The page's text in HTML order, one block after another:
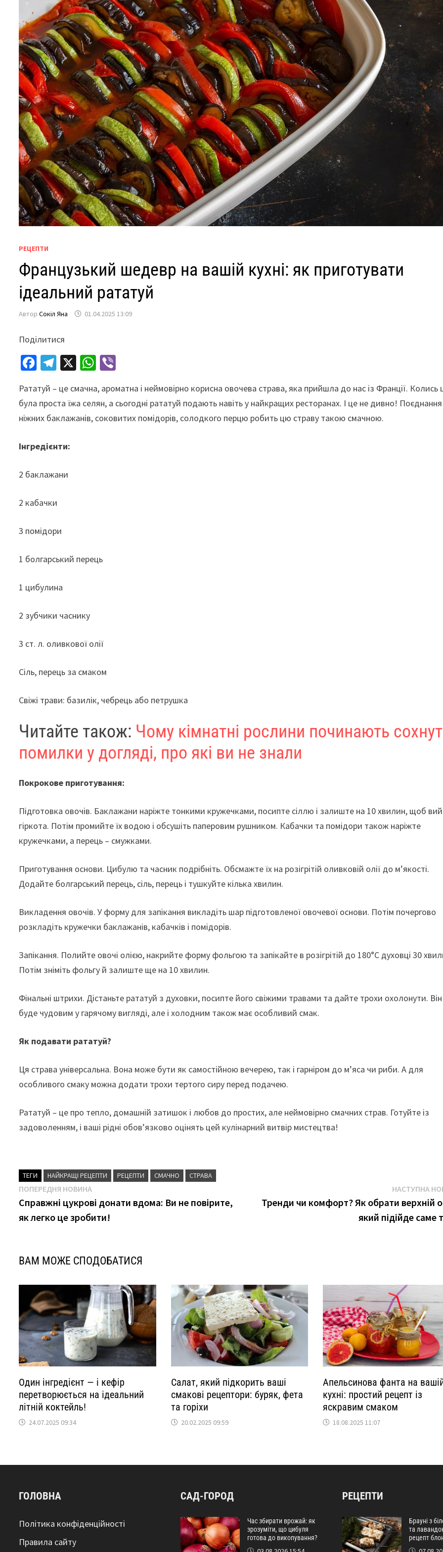
РЕЦЕПТИ
Французький шедевр на вашій кухні: як приготувати
ідеальний рататуй
АвторСокіл Яна 01.04.2025 13:09
Поділитися
Fa
b
o
o
k
Te
gr
a
m
X
W
at
sA
p
er
Рататуй – це смачна, ароматна і неймовірно корисна овочева страва, яка прийшла до нас із Франції. Колись
була проста їжа селян, а сьогодні рататуй подають навіть у найкращих ресторанах. І це не дивно! Поєднання
ніжних баклажанів, соковитих помідорів, солодкого перцю робить цю страву такою смачною.
Інгредієнти:
2 баклажани
2 кабачки
3 помідори
1 болгарський перець
1 цибулина
2 зубчики часнику
3 ст. л. оливкової олії
Сіль, перець за смаком
Свіжі трави: базилік, чебрець або петрушка
Читайте також: Чому кімнатні рослини починають
помилки у догляді, про які ви не знали
Покрокове приготування:
Підготовка овочів. Баклажани наріжте тонкими кружечками, посипте сіллю і залиште на 10 хвилин, щоб
гіркота. Потім промийте їх водою і обсушіть паперовим рушником. Кабачки та помідори також наріжте
кружечками, а перець – смужками.
Приготування основи. Цибулю та часник подрібніть. Обсмажте їх на розігрітій оливковій олії до м’якості.
Додайте болгарський перець, сіль, перець і тушкуйте кілька хвилин.
Викладення овочів. У форму для запікання викладіть шар підготовленої овочевої основи. Потім почергово
розкладіть кружечки баклажанів, кабачків і помідорів.
Запікання. Полийте овочі олією, накрийте форму фольгою та запікайте в розігрітій до 180°C духовці 30
Потім зніміть фольгу й залиште ще на 10 хвилин.
Фінальні штрихи. Дістаньте рататуй з духовки, посипте його свіжими травами та дайте трохи охолонути. Він
буде чудовим у гарячому вигляді, але і холодним також має особливий смак.
Як подавати рататуй?
Ця страва універсальна. Вона може бути як самостійною вечерею, так і гарніром до м’яса чи риби. А для
особливого смаку можна додати трохи тертого сиру перед подачею.
Рататуй – це про тепло, домашній затишок і любов до простих, але неймовірно смачних страв. Готуйте із
задоволенням, і ваші рідні обов’язково оцінять цей кулінарний витвір мистецтва!
ТЕГИ НАЙКРАЩІ РЕЦЕПТИ РЕЦЕПТИ СМАЧНО СТРАВА
Навігація
записів
ПОПЕРЕДНЯ НОВИНАПопередня
новина
Справжні цукрові донати вдома: Ви не повірите,
як легко це зробити!
НАСТУПНА
Тренди чи комфорт? Як обрати верхній
який підійде саме
ВАМ МОЖЕ СПОДОБАТИСЯ
Один інгредієнт — і кефір
перетворюється на ідеальний
літній коктейль!
24.07.2025 09:34
Салат, який підкорить ваші
смакові рецептори: буряк, фета
та горіхи
20.02.2025 09:59
Апельсинова фанта на
кухні: простий рецепт із
яскравим смаком
18.08.2025 11:07
ГОЛОВНА
Політика конфіденційності
Правила сайту
САД-ГОРОД
Час збирати врожай: як
зрозуміти, що цибуля
готова до викопування?
РЕЦЕПТИ
Брауні з
та
рецепт